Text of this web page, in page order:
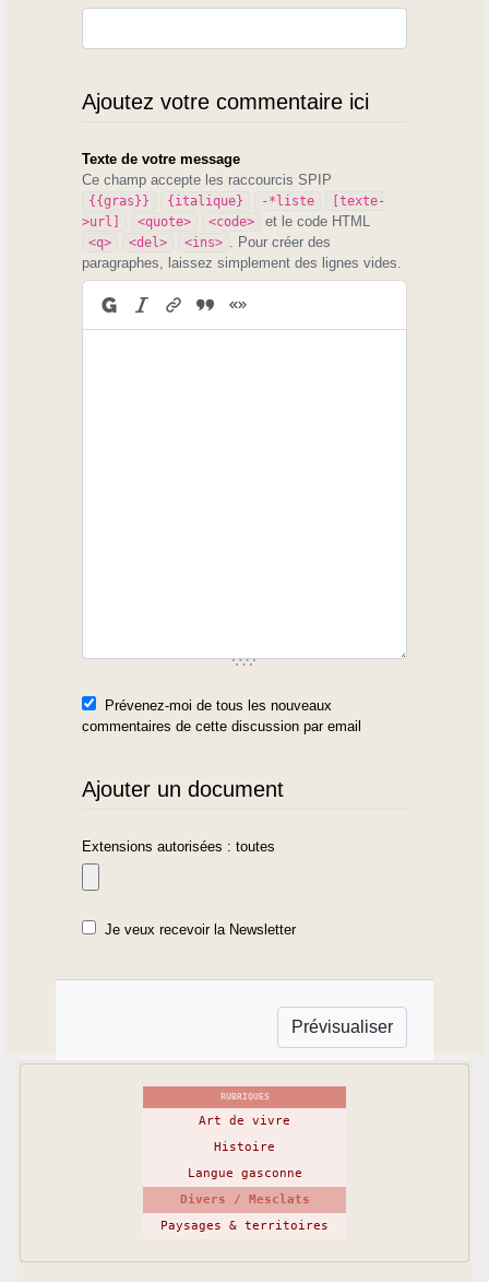
Ajoutez votre commentaire ici
Texte de votre message
Ce champ accepte les raccourcis SPIP
{{gras}} {italique} -*liste
[texte-
>url]
<quote> <code> et le code HTML
<q> <del> <ins>
. Pour créer des
paragraphes, laissez simplement des lignes vides.
Prévenez-moi de tous les nouveaux
commentaires de cette discussion par email
Ajouter un document
Extensions autorisées : toutes
Je veux recevoir la Newsletter
RUBRIQUES
Art de vivre
Histoire
Langue gasconne
Divers / Mesclats
Paysages & territoires